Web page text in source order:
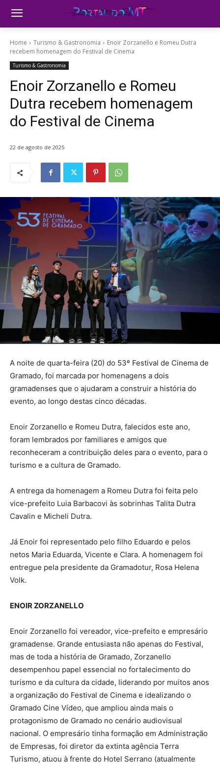
Home Turismo & Gastronomia
Enoir Zorzanello e Romeu Dutra
recebem homenagem do Festival de Cinema
Turismo & Gastronomia
Enoir Zorzanello e Romeu
Dutra recebem homenagem
do Festival de Cinema
22 de agosto de 2025
A noite de quarta-feira (20) do 53º Festival de Cinema de
Gramado, foi marcada por homenagens a dois
gramadenses que o ajudaram a construir a história do
evento, ao longo destas cinco décadas.
Enoir Zorzanello e Romeu Dutra, falecidos este ano,
foram lembrados por familiares e amigos que
reconheceram a contribuição deles para o evento, para o
turismo e a cultura de Gramado.
A entrega da homenagem a Romeu Dutra foi feita pelo
vice-prefeito Luia Barbacovi às sobrinhas Talita Dutra
Cavalin e Micheli Dutra.
Já Enoir foi representado pelo filho Eduardo e pelos
netos Maria Eduarda, Vicente e Clara. A homenagem foi
entregue pela presidente da Gramadotur, Rosa Helena
Volk.
ENOIR ZORZANELLO
Enoir Zorzanello foi vereador, vice-prefeito e empresário
gramadense. Grande entusiasta não apenas do Festival,
mas de toda a história de Gramado, Zorzanello
desempenhou papel essencial no fortalecimento do
turismo e da cultura da cidade, liderando por muitos anos
a organização do Festival de Cinema e idealizando o
Gramado Cine Vídeo, que ampliou ainda mais o
protagonismo de Gramado no cenário audiovisual
nacional. O empresário tinha formação em Administração
de Empresas, foi diretor da extinta agência Terra
Turismo, atuou à frente do Hotel Serrano (atualmente